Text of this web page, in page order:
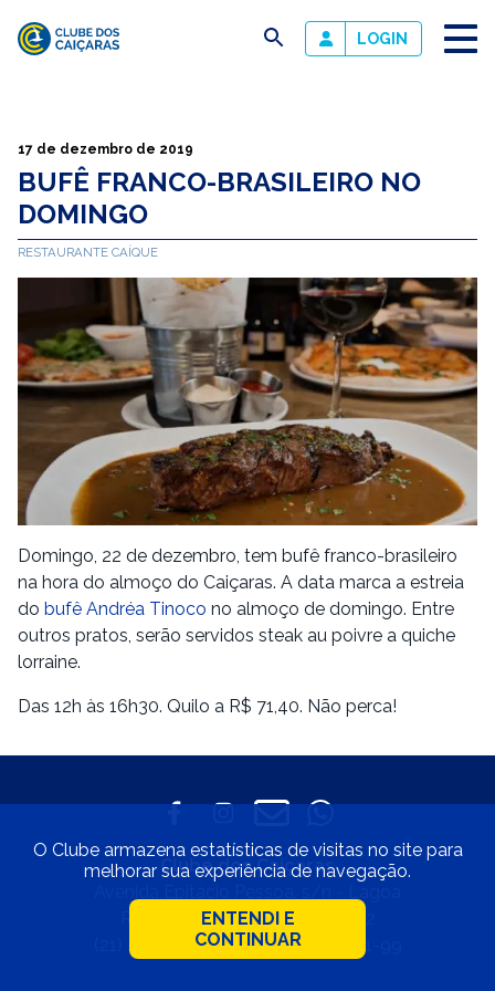
Caiçaras
busca LOGIN
17 de dezembro de 2019
BUFÊ FRANCO-BRASILEIRO NO
DOMINGO
RESTAURANTE CAÍQUE
Domingo, 22 de dezembro, tem bufê franco-brasileiro
na hora do almoço do Caiçaras. A data marca a estreia
do bufê Andréa Tinoco no almoço de domingo. Entre
outros pratos, serão servidos steak au poivre a quiche
lorraine.
Das 12h às 16h30. Quilo a R$ 71,40. Não perca!
Clube dos Caiçaras
Rio de Janeiro • CEP 22471-002
(21) 2529-4800 • 33.597.550/0001-99
O Clube armazena estatísticas de visitas no site para
melhorar sua experiência de navegação.
ENTENDI E
CONTINUAR